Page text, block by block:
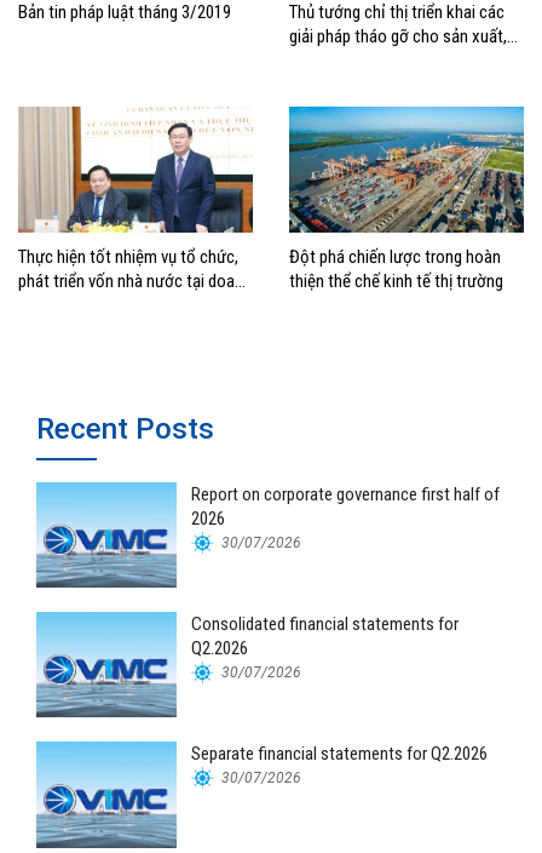
Bản tin pháp luật tháng 3/2019
Thủ tướng chỉ thị triển khai các
giải pháp tháo gỡ cho sản xuất,
Thực hiện tốt nhiệm vụ tổ chức,
phát triển vốn nhà nước tại doanh
Đột phá chiến lược trong hoàn
thiện thể chế kinh tế thị trường
Recent Posts
Report on corporate governance first half of
2026
30/07/2026
Consolidated financial statements for
Q2.2026
30/07/2026
Separate financial statements for Q2.2026
30/07/2026